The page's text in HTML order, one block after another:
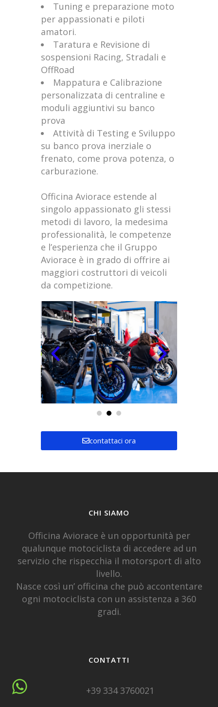
Tuning e preparazione moto
per appassionati e piloti
amatori.
Taratura e Revisione di
sospensioni Racing, Stradali e
OffRoad
Mappatura e Calibrazione
personalizzata di centraline e
moduli aggiuntivi su banco
prova
Attività di Testing e Sviluppo
su banco prova inerziale o
frenato, come prova potenza, o
carburazione.
Officina Aviorace estende al
singolo appassionato gli stessi
metodi di lavoro, la medesima
professionalità, le competenze
e l’esperienza che il Gruppo
Aviorace è in grado di offrire ai
maggiori costruttori di veicoli
da competizione.
contattaci ora
CHI SIAMO
Officina Aviorace è un opportunità per
qualunque motociclista di accedere ad un
servizio che rispecchia il motorsport di alto
livello.
Nasce così un’ officina che può accontentare
ogni motociclista con un assistenza a 360
gradi.
CONTATTI
+39 334 3760021